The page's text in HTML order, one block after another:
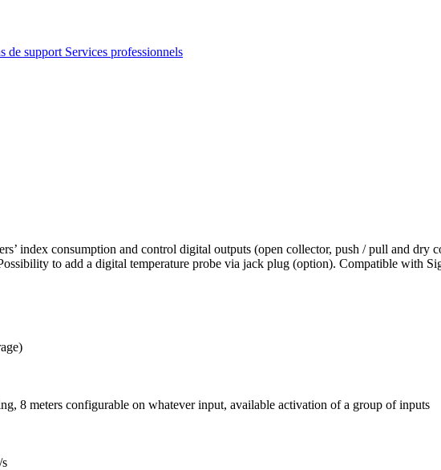
de support Services professionnels
index consumption and control digital outputs (open collector, push / pull and dry
to add a digital temperature probe via jack plug (option). Compatible with
8 meters configurable on whatever input, available activation of a group of inputs